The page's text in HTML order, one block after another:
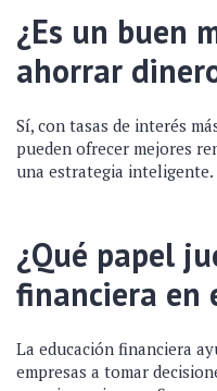
¿Es un buen
ahorrar
Sí, con tasas de interés
pueden ofrecer mejores
una estrategia inteligente.
¿Qué papel
financiera en
La educación financiera
empresas a tomar